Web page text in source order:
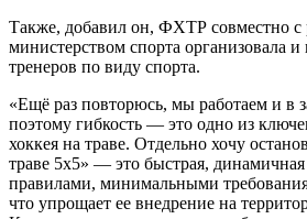
Также, добавил он, ФХТР совместно с
министерством спорта организовала и
тренеров по виду спорта.
«Ещё раз повторюсь, мы работаем и в
поэтому гибкость — это одно из
хоккея на траве. Отдельно хочу
траве 5х5» — это быстрая,
правилами, минимальными
что упрощает ее внедрение на